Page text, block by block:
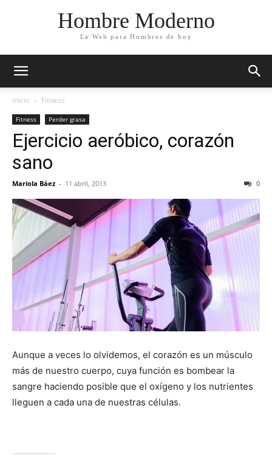
Hombre Moderno
La Web para Hombres de hoy
Inicio Fitness
Fitness Perder grasa
Ejercicio aeróbico, corazón
sano
Mariola Báez - 11 abril, 2013 0
Aunque a veces lo olvidemos, el corazón es un músculo
más de nuestro cuerpo, cuya función es bombear la
sangre haciendo posible que el oxígeno y los nutrientes
lleguen a cada una de nuestras células.